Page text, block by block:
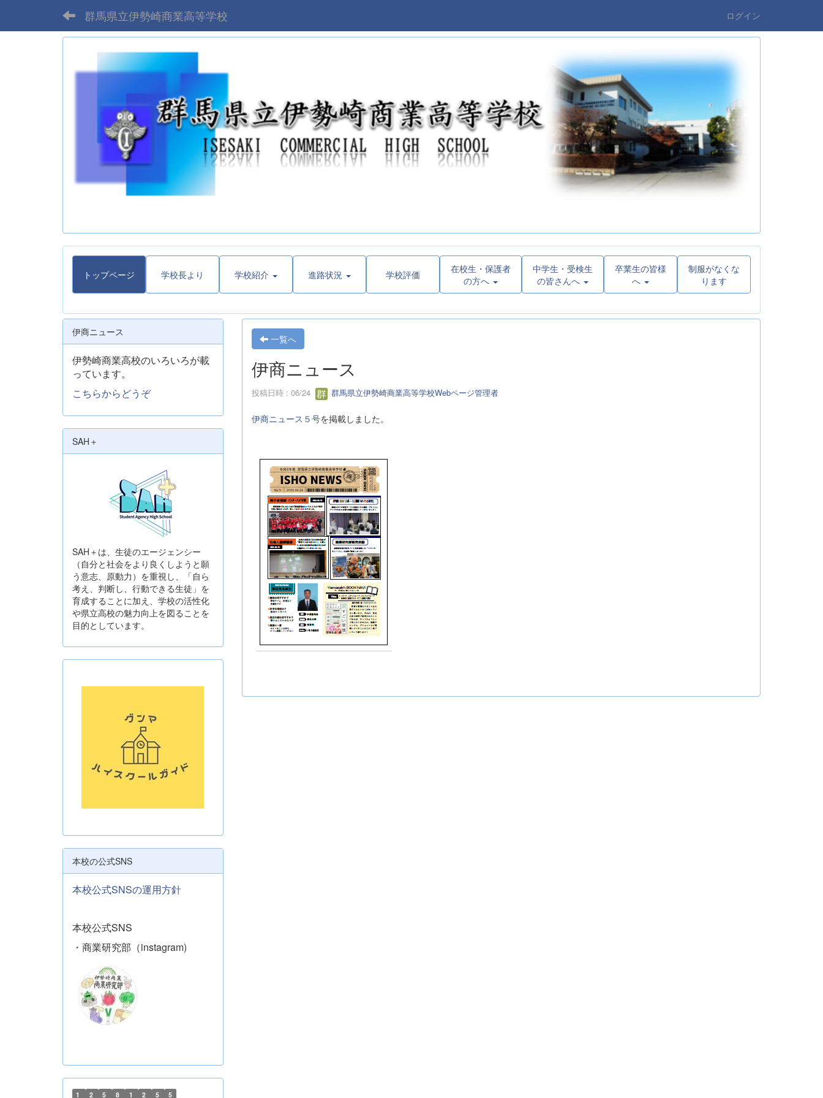
群馬県立伊勢崎商業高等学校 ログイン
トップページ 学校長より 学校紹介 進路状況 学校評価
在校生・保護者
の方へ
中学生・受検生
の皆さんへ
卒業生の皆様
へ
制服がなくな
ります
一覧へ
伊商ニュース
投稿日時 : 06/24 群馬県立伊勢崎商業高等学校Webページ管理者
伊商ニュース５号を掲載しました。
伊商ニュース
伊勢崎商業高校のいろいろが載
っています。
こちらからどうぞ
SAH＋
SAH＋は、生徒のエージェンシー
（自分と社会をより良くしようと願
う意志、原動力）を重視し、「自ら
考え、判断し、行動できる生徒」を
育成することに加え、学校の活性化
や県立高校の魅力向上を図ることを
目的としています。
本校の公式SNS
本校公式SNSの運用方針
本校公式SNS
・商業研究部（instagram)
1 2 5 8 1 2 5 5